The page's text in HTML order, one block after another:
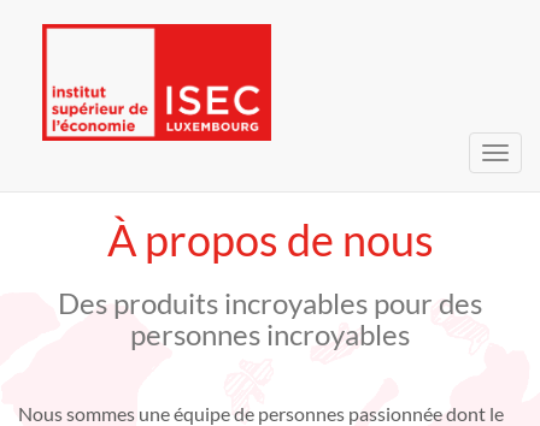
À propos de nous
Des produits incroyables pour des
personnes incroyables
Nous sommes une équipe de personnes passionnée dont le